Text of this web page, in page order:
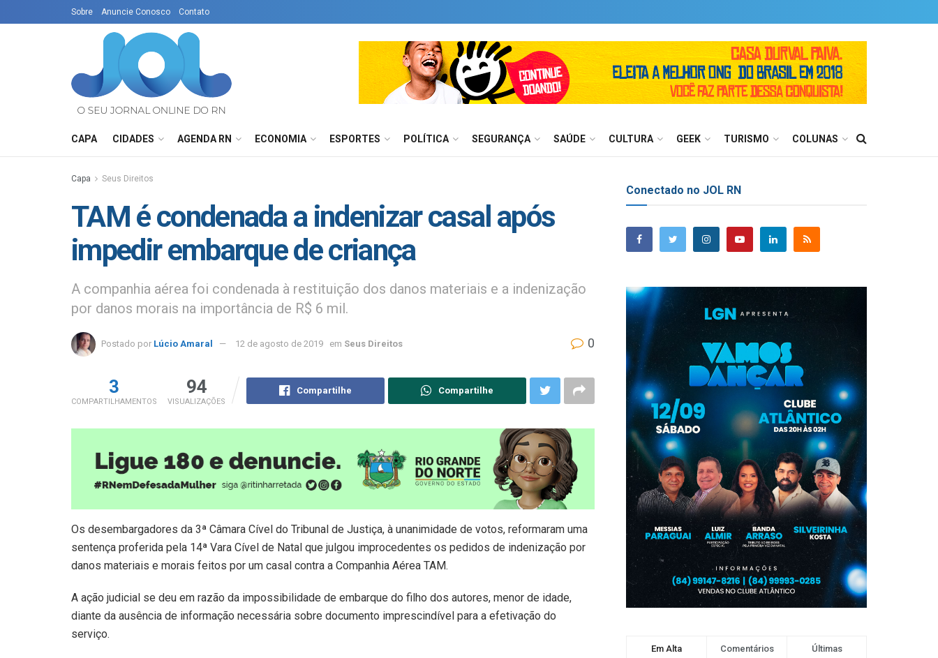
Sobre Anuncie Conosco Contato
CAPA CIDADES AGENDA RN ECONOMIA ESPORTES POLÍTICA SEGURANÇA SAÚDE CULTURA GEEK TURISMO COLUNAS
Capa Seus Direitos
TAM é condenada a indenizar casal após
impedir embarque de criança
A companhia aérea foi condenada à restituição dos danos materiais e a indenização
por danos morais na importância de R$ 6 mil.
Postado por Lúcio Amaral 12 de agosto de 2019 em Seus Direitos 0
3
COMPARTILHAMENTOS
94
VISUALIZAÇÕES
Compartilhe Compartilhe
Os desembargadores da 3ª Câmara Cível do Tribunal de Justiça, à unanimidade de votos, reformaram uma
sentença proferida pela 14ª Vara Cível de Natal que julgou improcedentes os pedidos de indenização por
danos materiais e morais feitos por um casal contra a Companhia Aérea TAM.
A ação judicial se deu em razão da impossibilidade de embarque do filho dos autores, menor de idade,
diante da ausência de informação necessária sobre documento imprescindível para a efetivação do
serviço.
Conectado no JOL RN
Em Alta Comentários Últimas